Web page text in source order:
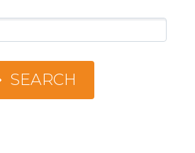
SEARCH